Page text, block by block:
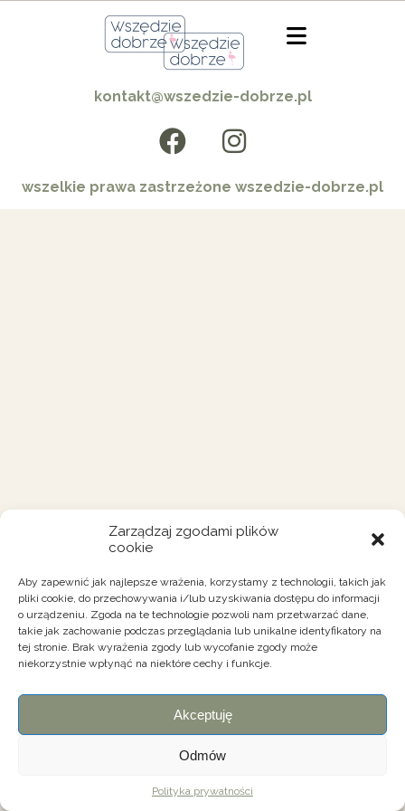
Zarządzaj zgodami plików
cookie
Aby zapewnić jak najlepsze wrażenia, korzystamy z technologii, takich jak
pliki cookie, do przechowywania i/lub uzyskiwania dostępu do informacji
o urządzeniu. Zgoda na te technologie pozwoli nam przetwarzać dane,
takie jak zachowanie podczas przeglądania lub unikalne identyfikatory na
tej stronie. Brak wyrażenia zgody lub wycofanie zgody może
niekorzystnie wpłynąć na niektóre cechy i funkcje.
Akceptuję
Odmów
Polityka prywatności
kontakt@wszedzie-dobrze.pl
wszelkie prawa zastrzeżone wszedzie-dobrze.pl